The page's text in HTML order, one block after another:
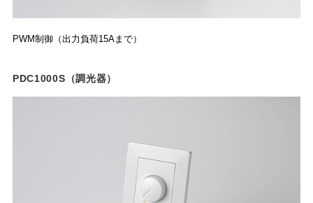
PWM制御（出力負荷15Aまで）
PDC1000S（調光器）